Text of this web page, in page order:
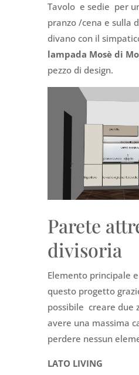
Tavolo e sedie per
pranzo /cena e sulla
divano con il
lampada Mosè di
pezzo di design.
Parete
divisoria
Elemento principale
questo progetto
possibile creare due
avere una massima
perdere nessun
LATO LIVING